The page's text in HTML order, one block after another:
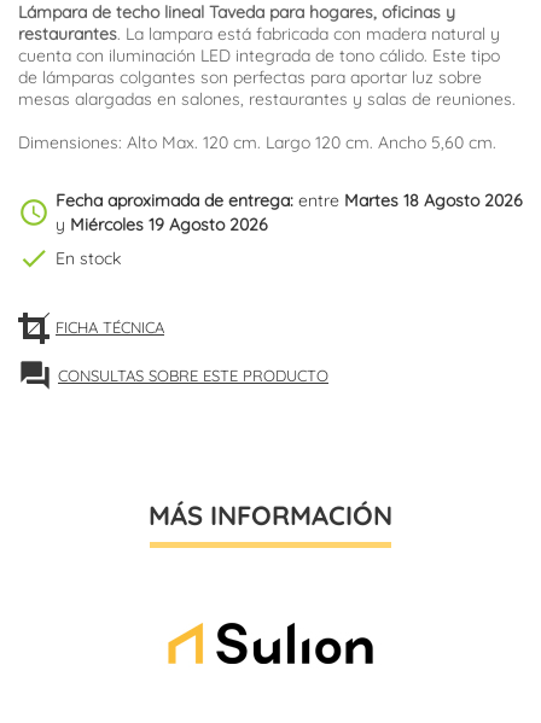
Lámpara de techo lineal Taveda para hogares, oficinas y
restaurantes. La lampara está fabricada con madera natural y
cuenta con iluminación LED integrada de tono cálido. Este tipo
de lámparas colgantes son perfectas para aportar luz sobre
mesas alargadas en salones, restaurantes y salas de reuniones.
Dimensiones: Alto Max. 120 cm. Largo 120 cm. Ancho 5,60 cm.
schedule Fecha aproximada de entrega: entre Martes 18 Agosto 2026
y Miércoles 19 Agosto 2026
check En stock
FICHA TÉCNICA
forum CONSULTAS SOBRE ESTE PRODUCTO
MÁS INFORMACIÓN